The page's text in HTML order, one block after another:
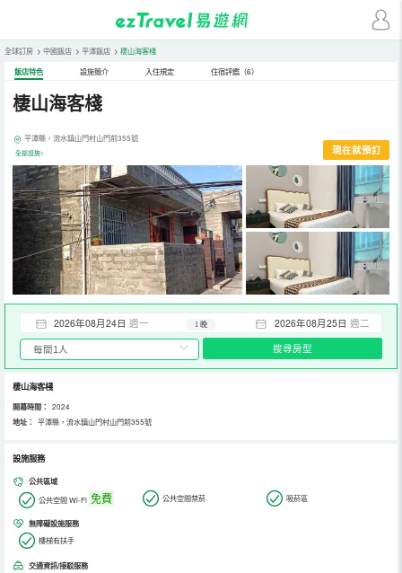
全球訂房 > 中國飯店 > 平潭飯店 > 棲山海客棧
飯店特色 設施簡介 入住規定 住宿評鑑（6）
棲山海客棧
平潭縣，流水鎮山門村山門前355號
全部設施> 現在就預訂
2026年08月24日 週一 2026年08月25日 週二
1 晚
搜尋房型
棲山海客棧
開幕時間： 2024
地址： 平潭縣，流水鎮山門村山門前355號
設施服務
公共區域
公共空間 Wi-Fi 免費 公共空間禁菸 吸菸區
無障礙設施服務
樓梯有扶手
交通資訊/接駁服務